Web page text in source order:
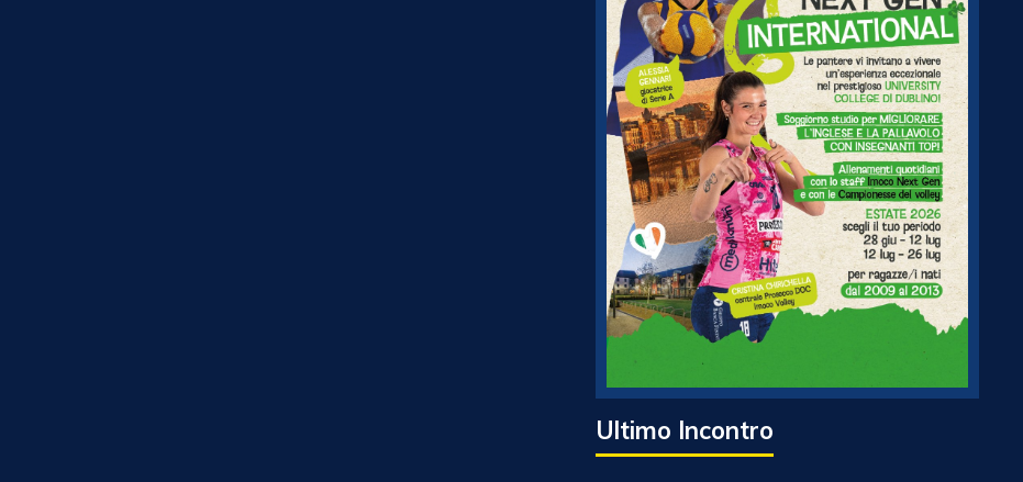
Ultimo Incontro